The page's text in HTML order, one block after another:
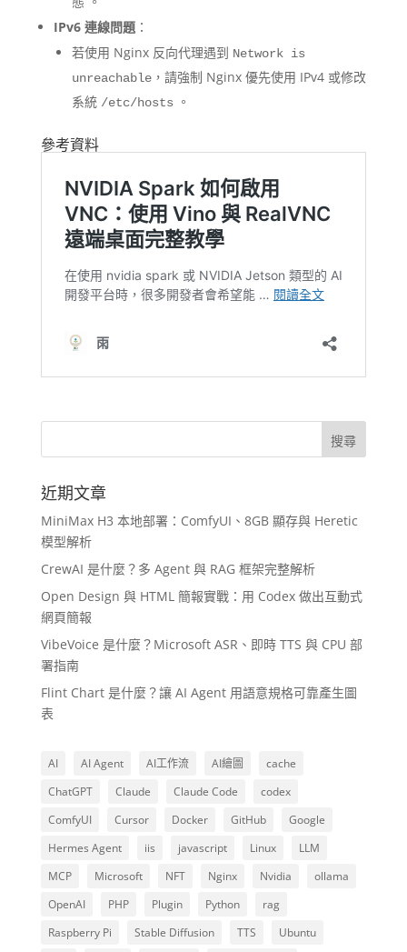
IPv6 連線問題：
若使用 Nginx 反向代理遇到 Network is
unreachable，請強制 Nginx 優先使用 IPv4 或修改
系統 /etc/hosts 。
參考資料
近期文章
MiniMax H3 本地部署：ComfyUI、8GB 顯存與 Heretic
模型解析
CrewAI 是什麼？多 Agent 與 RAG 框架完整解析
Open Design 與 HTML 簡報實戰：用 Codex 做出互動式
網頁簡報
VibeVoice 是什麼？Microsoft ASR、即時 TTS 與 CPU 部
署指南
Flint Chart 是什麼？讓 AI Agent 用語意規格可靠產生圖
表
AI AI Agent AI工作流 AI繪圖
cache
ChatGPT
Claude Claude Code
codex
ComfyUI
Cursor Docker GitHub
Google
Hermes Agent
iis javascript Linux
LLM
MCP
Microsoft NFT Nginx Nvidia
ollama
OpenAI
PHP Plugin Python
rag
Raspberry Pi
Stable Diffusion TTS
Ubuntu